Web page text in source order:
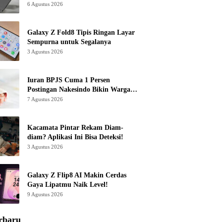
6 Agustus 2026
Galaxy Z Fold8 Tipis Ringan Layar
Sempurna untuk Segalanya
3 Agustus 2026
Iuran BPJS Cuma 1 Persen
Postingan Nakesindo Bikin Warganet
Murka
7 Agustus 2026
Kacamata Pintar Rekam Diam-
diam? Aplikasi Ini Bisa Deteksi!
3 Agustus 2026
Galaxy Z Flip8 AI Makin Cerdas
Gaya Lipatmu Naik Level!
9 Agustus 2026